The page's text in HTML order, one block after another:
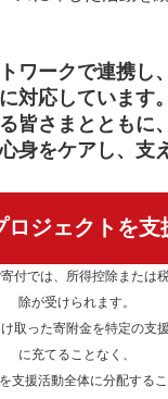
ワークで連携し
対応しています。
皆さまとともに
身をケアし、支
ロジェクトを支
付では、所得控除または
除が受けられます。
取った寄附金を特定の支
に充てることなく、
支援活動全体に分配する